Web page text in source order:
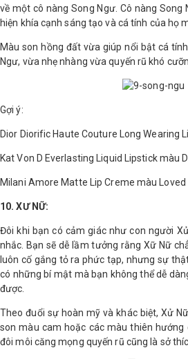
về một cô nàng Song Ngư. Cô nàng
hiện khía cạnh sáng tạo và cá tính của họ
Màu son hồng đất vừa giúp nổi bật cá
Ngư, vừa nhẹ nhàng vừa quyến rũ khó
Gợi ý:
Dior Diorific Haute Couture Long Wearing
Kat Von D Everlasting Liquid Lipstick màu
Milani Amore Matte Lip Creme màu Loved
10. XƯ NỮ:
Đôi khi bạn có cảm giác như con người
nhắc. Bạn sẽ dễ lầm tưởng rằng Xữ Nữ
luôn cố gắng tỏ ra phức tạp, nhưng sự
có những bí mật mà bạn không thể dễ
được.
Theo đuổi sự hoàn mỹ và khác biệt, Xử
son màu cam hoặc các màu thiên hướng
đôi môi căng mọng quyến rũ cũng là sở